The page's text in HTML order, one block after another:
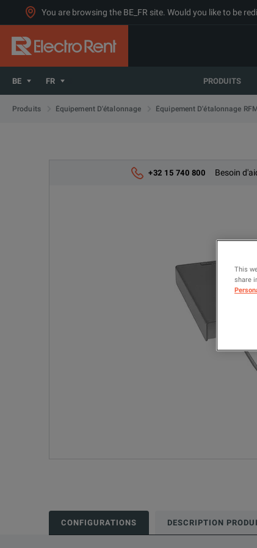
You are browsing the BE_FR site. Would you like to be
BE FR PRODUITS
Produits Équipement D'étalonnage Équipement D'étalonnage RFM
+32 15 740 800 Besoin
CONFIGURATIONS DESCRIPTION
This
share